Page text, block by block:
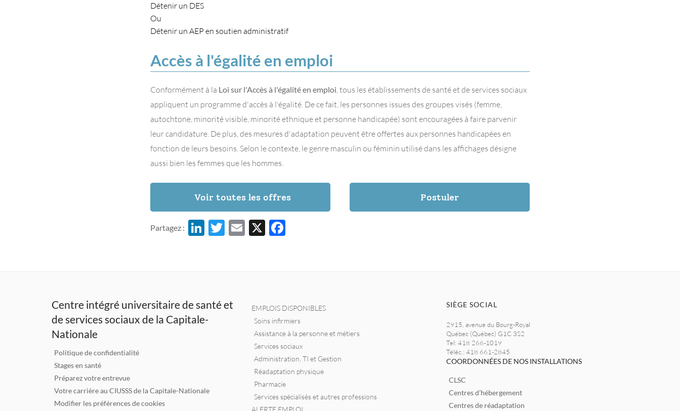
Détenir un DES
Ou
Détenir un AEP en soutien administratif
Accès à l'égalité en emploi
Conformément à la Loi sur l'Accès à l'égalité en emploi , tous les établissements de santé et de services sociaux
appliquent un programme d'accès à l'égalité. De ce fait, les personnes issues des groupes visés (femme,
autochtone, minorité visible, minorité ethnique et personne handicapée) sont encouragées à faire parvenir
leur candidature. De plus, des mesures d'adaptation peuvent être offertes aux personnes handicapées en
fonction de leurs besoins. Selon le contexte, le genre masculin ou féminin utilisé dans les affichages désigne
aussi bien les femmes que les hommes.
Postuler
Partagez :
Li
n
T
E
X
o
k
Centre intégré universitaire de santé et
de services sociaux de la Capitale-
Nationale
Politique de confidentialité
Stages en santé
Préparez votre entrevue
Votre carrière au CIUSSS de la Capitale-Nationale
Modifier les préférences de cookies
EMPLOIS DISPONIBLES
Soins infirmiers
Assistance à la personne et métiers
Services sociaux
Administration, TI et Gestion
Réadaptation physique
Pharmacie
Services spécialisés et autres professions
ALERTE EMPLOI
SIÈGE SOCIAL
2915, avenue du Bourg-Royal
Québec (Québec) G1C 3S2
Tel: 418 266-1019
Téléc.: 418 661-2845
COORDONNÉES DE NOS INSTALLATIONS
CLSC
Centres d’hébergement
Centres de réadaptation